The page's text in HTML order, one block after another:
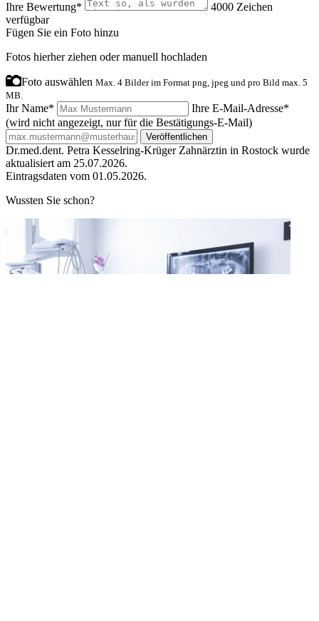
Ihre Bewertung* 4000 Zeichen
verfügbar
Fügen Sie ein Foto hinzu
Fotos hierher ziehen odermanuell hochladen
Foto auswählen Max. 4 Bilder im Format png, jpeg und pro Bild max. 5
MB.
Ihr Name*
Ihre E-Mail-Adresse*
(wird nicht angezeigt, nur für die Bestätigungs-E-Mail)
Veröffentlichen
Dr.med.dent. Petra Kesselring-Krüger Zahnärztin in Rostock wurde
aktualisiert am 25.07.2026.
Eintragsdaten vom 01.05.2026.
Wussten Sie schon?